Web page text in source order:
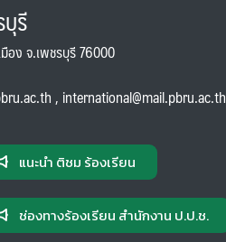
รี
อง จ.เพชรบุรี 76000
, international@mail.pbru.ac.th
แนะนำ ติชม ร้องเรียน
ช่องทางร้องเรียน สำนักงาน ป.ป.ช.